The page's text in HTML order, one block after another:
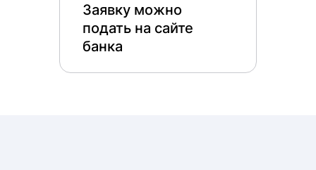
Заявку можно
подать на сайте
банка